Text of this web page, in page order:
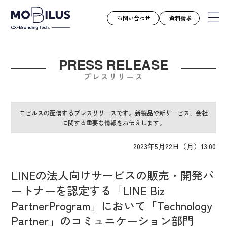
モビルスとは
導入事例
ユースケース
お役立ち資料
会社案内
採用情報
お問い合わせ 資料請求
PRESS RELEASE
プレスリリース
モビルスの配信するプレスリリースです。新製品や新サービス、会社
に関する重要な情報をお伝えします。
2023年5月22日（月）13:00
LINEの法人向けサービスの販売・開発パ
ートナーを認定する「LINE Biz
PartnerProgram」において「Technology
Partner」のコミュニケーション部門